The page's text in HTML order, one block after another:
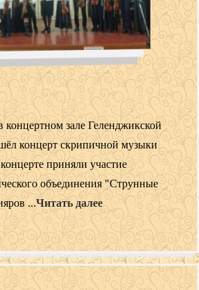
концертном зале Геленджикской
концерт скрипичной музыки
приняли участие
объединения "Струнные
...Читать далее